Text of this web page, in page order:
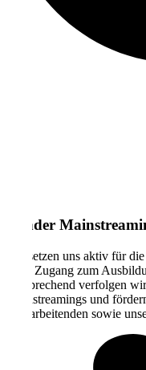
Gender
Wir setzen uns aktiv für
beim Zugang zum
Entsprechend verfolgen
Mainstreamings und
Maitarbeitenden sowie